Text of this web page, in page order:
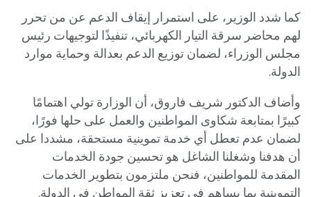
كما شدد الوزير، على استمرار إيقاف الدعم عن من تحرر
لهم محاضر سرقة التيار الكهربائي، تنفيذًا لتوجيهات رئيس
مجلس الوزراء، لضمان توزيع الدعم بعدالة وحماية موارد
الدولة.
وأضاف الدكتور شريف فاروق، أن الوزارة تولي اهتمامًا
كبيرًا بمتابعة شكاوى المواطنين والعمل على حلها فورًا،
لضمان عدم تعطل أي خدمة تموينية مستحقة، مشددا على
أن هدفنا وشغلنا الشاغل هو تحسين جودة الخدمات
المقدمة للمواطنين، فنحن ملتزمون بتطوير الخدمات
التموينية بما يساهم في تعزيز ثقة المواطن في الدولة.